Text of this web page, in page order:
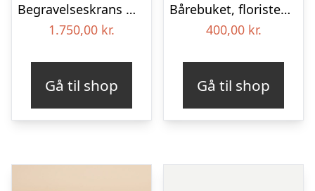
Begravelseskrans med hortensia og farverige detaljer – Blomster til begravelse
1.750,00 kr.
Gå til shop
Bårebuket, floristens valg – Blomster til begravelse
400,00 kr.
Gå til shop